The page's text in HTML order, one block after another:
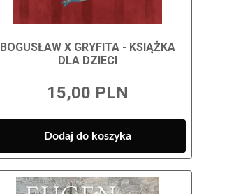
BOGUSŁAW X GRYFITA - KSIĄŻKA
DLA DZIECI
15,00 PLN
Dodaj do koszyka